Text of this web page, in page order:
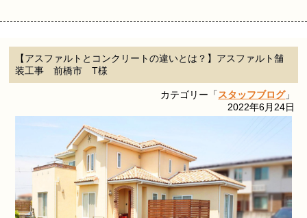
【アスファルトとコンクリートの違いとは？】アスファルト舗
装工事 前橋市 T様
カテゴリー「スタッフブログ」
2022年6月24日